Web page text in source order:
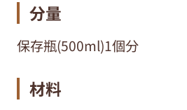
分量
保存瓶(500ml)1個分
材料